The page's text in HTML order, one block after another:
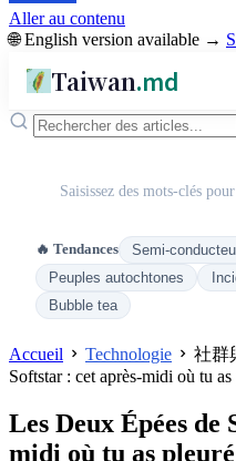
Aller au contenu
🌐 English version available →
Taiwan.md
Saisissez des mots-clés
🔥 Tendances Semi-
Peuples autochtones
Bubble tea
Accueil Technologie 社群
Softstar : cet après-midi où tu
Les Deux Épées de
midi où tu as